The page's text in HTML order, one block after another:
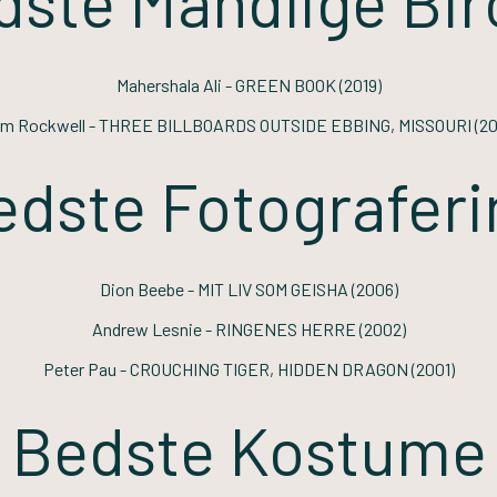
Mahershala Ali -GREEN BOOK(2019)
Rockwell -THREE BILLBOARDS OUTSIDE EBBING, MISSOURI
Dion Beebe - MIT LIV SOM GEISHA(2006)
Andrew Lesnie - RINGENES HERRE(2002)
Peter Pau -CROUCHING TIGER, HIDDEN DRAGON(2001)
Bedste Kostume